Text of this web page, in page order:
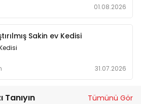
01.08.2026
Sakin ev Kedisi
31.07.2026
Tanıyın Tümünü Gör